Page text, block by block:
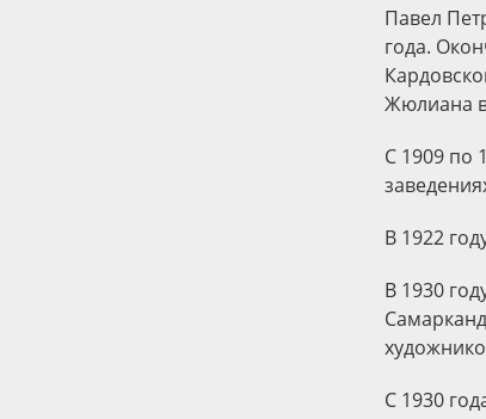
Павел
года.
Жюлиана в
C 1909 по
В 1922
В 1930
С 1930